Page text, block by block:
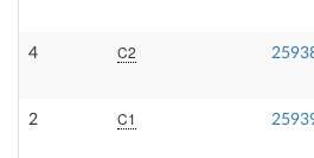
4 C2
2 C1